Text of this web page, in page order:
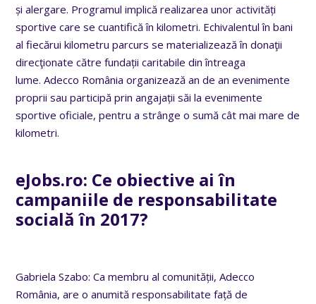
și alergare. Programul implică realizarea unor activități
sportive care se cuantifică în kilometri. Echivalentul în bani
al fiecărui kilometru parcurs se materializează în donaţii
direcţionate către fundații caritabile din întreaga
lume.Adecco România organizează an de an evenimente
proprii sau participă prin angajații săi la evenimente
sportive oficiale, pentru a strânge o sumă cât mai mare de
kilometri.
eJobs.ro: Ce obiective ai în
campaniile de responsabilitate
socială în 2017?
Gabriela Szabo: Ca membru al comunității, Adecco
România, are o anumită responsabilitate față de